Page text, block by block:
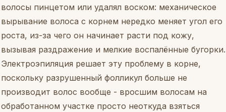
волосы пинцетом или удалял воском: механическое
вырывание волоса с корнем нередко меняет угол его
роста, из-за чего он начинает расти под кожу,
вызывая раздражение и мелкие воспалённые бугорки.
Электроэпиляция решает эту проблему в корне,
поскольку разрушенный фолликул больше не
производит волос вообще - вросшим волосам на
обработанном участке просто неоткуда взяться